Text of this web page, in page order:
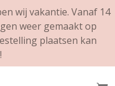
wij vakantie. Vanaf 14
weer gemaakt op
plaatsen kan